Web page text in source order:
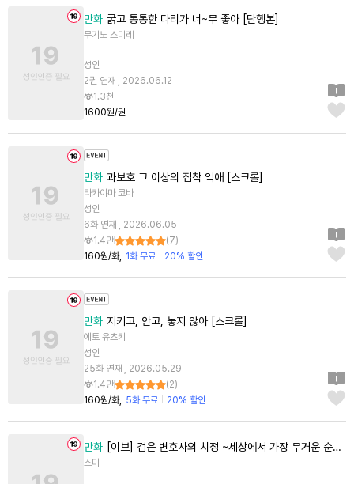
만화 굵고 통통한 다리가 너~무 좋아 [단행본]
무기노 스미레
성인
2권 연재 , 2026.06.12
1.3천
1600원/권
만화 과보호 그 이상의 집착 익애 [스크롤]
타카야마 코바
성인
6화 연재 , 2026.06.05
1.4만
(7)
160원/화
1화 무료 20% 할인
만화 지키고, 안고, 놓지 않아 [스크롤]
에토 유츠키
성인
25화 연재 , 2026.05.29
1.4만
(2)
160원/화
5화 무료 20% 할인
만화 [이브] 검은 변호사의 치정 ~세상에서 가장 무거운 순애~ [단행본]
스미